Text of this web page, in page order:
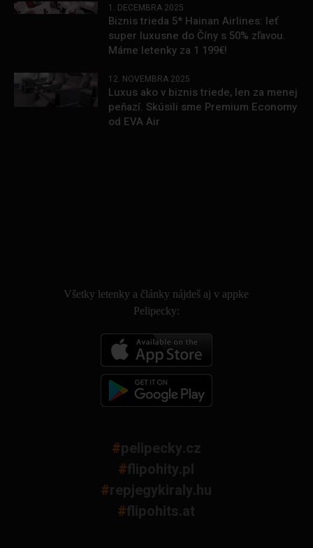
1. DECEMBRA 2025
Biznis trieda 5* Hainan Airlines: leť
super luxusne do Číny s 50% zľavou.
Máme letenky za 1 199€!
12. NOVEMBRA 2025
Luxus ako v biznis triede, len za menej
peňazí. Skúsili sme Premium Economy
od EVA Air
Všetky letenky a články nájdeš aj v appke
Pelipecky:
#pelipecky.cz
#flipohity.pl
#repjegykiraly.hu
#flipohits.at